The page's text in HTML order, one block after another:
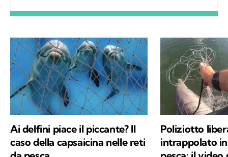
scrittura è la mia più grande passione.
Ai delfini piace il piccante? Il
caso della capsaicina nelle reti
Poliziotto
intrappolato